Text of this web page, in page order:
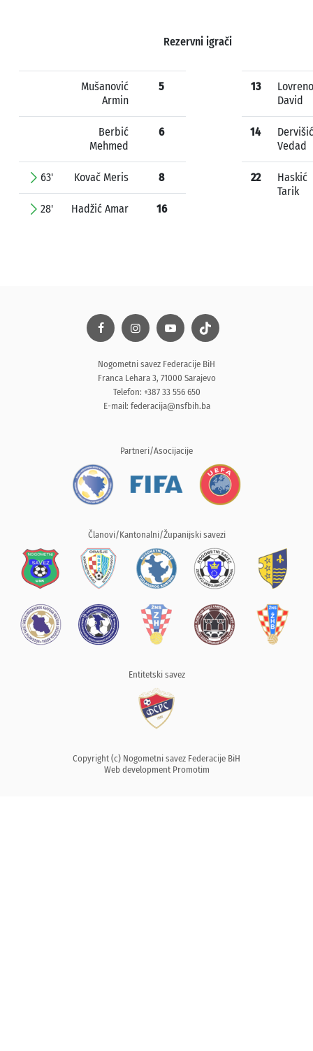
Rezervni igrači
Mušanović
Armin
5
Berbić
Mehmed
6
63' Kovač Meris 8
28' Hadžić Amar 16
13
David
14
Dervišić
Vedad
22
Haskić
Tarik
Nogometni savez Federacije BiH
Franca Lehara 3, 71000 Sarajevo
Telefon: +387 33 556 650
E-mail: federacija@nsfbih.ba
Partneri/Asocijacije
Članovi/Kantonalni/Županijski savezi
Entitetski savez
Copyright (c) Nogometni savez Federacije BiH
Web development Promotim